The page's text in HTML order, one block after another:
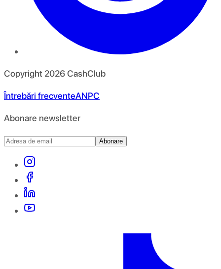
Copyright 2026CashClub
Întrebări frecventeANPC
Abonare newsletter
Abonare